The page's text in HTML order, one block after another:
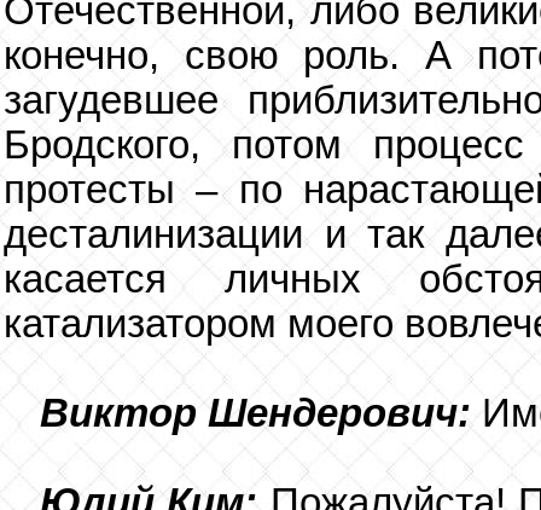
Отечественной, либо
конечно, свою роль. А
загудевшее
Бродского, потом
протесты – по
десталинизации и так
касается личных
катализатором моего
Виктор Шендерович: